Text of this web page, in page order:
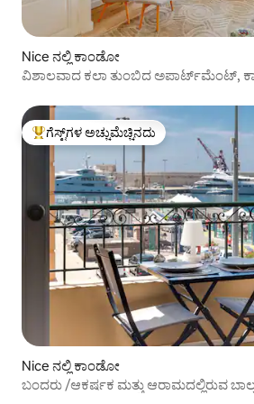
Nice ನಲ್ಲಿ ಕಾಂಡೋ
ವಿಶಾಲವಾದ ಕಲಾ ತುಂಬಿದ ಅಪಾರ್ಟ್‌ಮೆಂಟ್,
ಗೆಸ್ಟ್‌ಗಳಿಗೆ ಅತಿ ಹೆಚ್ಚು ಅಚ್ಚುಮೆಚ್ಚಿನದು
ಗೆಸ್ಟ್‌ಗಳ ಅಚ್ಚುಮೆಚ್ಚಿನದು
Nice ನಲ್ಲಿ ಕಾಂಡೋ
ಬಂದರು /ಆಕರ್ಷಕ ಮತ್ತು ಆರಾಮದಲ್ಲಿರುವ